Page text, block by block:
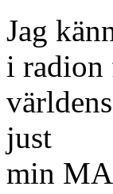
Jag
i radion
just
min